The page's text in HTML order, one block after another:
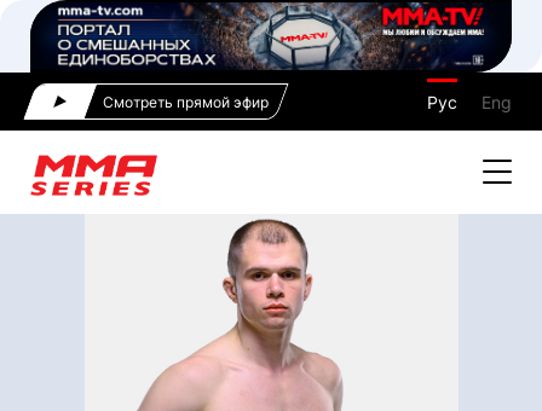
Смотреть прямой эфир Рус Eng